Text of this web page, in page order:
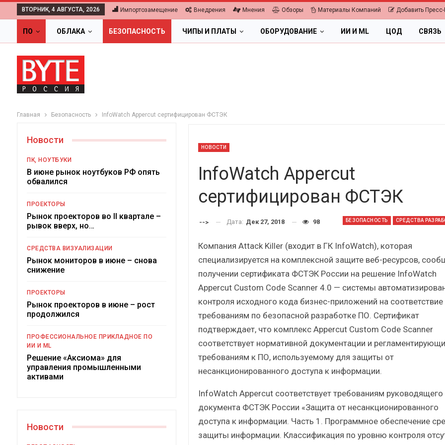
ВТОРНИК, 4 АВГУСТА, 2026 Импортозамещение Внедрения Мнения Обзоры Материалы Компаний Добавить Пресс-
ПО ОБЛАКА БЕЗОПАСНОСТЬ ЧИПЫ И ПЛАТЫ ОБОРУДОВАНИЕ ИИ И ML ЦОД СВЯЗЬ
Главная Безопасность InfoWatch Appercut сертифицирован ФСТЭК
НОВОСТИ
InfoWatch Appercut
сертифицирован ФСТЭК
БЕЗОПАСНОСТЬ СРЕДСТВА
--> Дата: Дек 27, 2018 98
Компания Attack Killer (входит в ГК InfoWatch), которая
специализируется на комплексной защите веб-ресурсов,
получении сертификата ФСТЭК России на решение InfoWatch
Appercut Custom Code Scanner 4.0 — системы
контроля исходного кода бизнес-приложений на соответствие
требованиям по безопасной разработке ПО. Сертификат
подтверждает, что комплекс Appercut Custom Code Scanner
соответствует нормативной документации и
требованиям к ПО, используемому для защиты от
несанкционированного доступа к информации.
InfoWatch Appercut соответствует требованиям руководящего
документа ФСТЭК России «Защита от несанкционированного
доступа к информации. Часть 1. Программное обеспечение
защиты информации. Классификация по уровню контроля
Новости
ПК, НОУТБУКИ
В июне рынок ноутбуков РФ опять
обвалился
ПРОЕКТОРЫ
Рынок проекторов во II квартале –
рывок вверх, но…
СРЕДСТВА ВИЗУАЛИЗАЦИИ
Рынок мониторов в июне – снова
снижение
ПРОЕКТОРЫ
Рынок проекторов в июне – рост
продолжился
ПРОФЕССИОНАЛЬНОЕ ПРИКЛАДНОЕ ПО
ИИ И ML
Решение «Аксиома» для
управления промышленными
активами
Новости
Цифровая экономика 2026.
Краткий статистический
российский рынок ИБП?
ПК, НОУТБУКИ
Итоги и Бестселлеры
ИБП
Отрасль ИБП в депрессии?
Часть II.
Отрасль ИБП в
Самый
рынка